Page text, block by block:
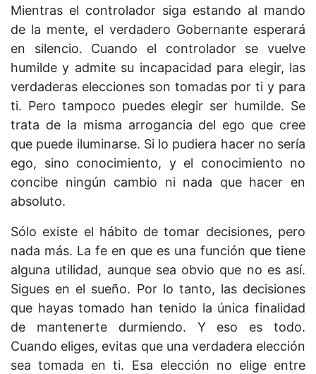
Mientras el controlador siga estando al mando
de la mente, el verdadero Gobernante esperará
en silencio. Cuando el controlador se vuelve
humilde y admite su incapacidad para elegir, las
verdaderas elecciones son tomadas por ti y para
ti. Pero tampoco puedes elegir ser humilde. Se
trata de la misma arrogancia del ego que cree
que puede iluminarse. Si lo pudiera hacer no sería
ego, sino conocimiento, y el conocimiento no
concibe ningún cambio ni nada que hacer en
absoluto.
Sólo existe el hábito de tomar decisiones, pero
nada más. La fe en que es una función que tiene
alguna utilidad, aunque sea obvio que no es así.
Sigues en el sueño. Por lo tanto, las decisiones
que hayas tomado han tenido la única finalidad
de mantenerte durmiendo. Y eso es todo.
Cuando eliges, evitas que una verdadera elección
sea tomada en ti. Esa elección no elige entre